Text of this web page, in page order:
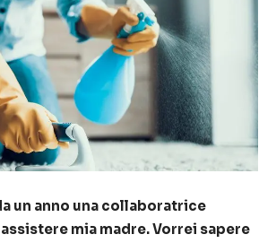
un anno una collaboratrice
mia madre. Vorrei sapere